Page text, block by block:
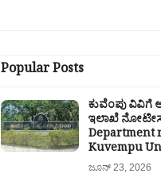
Popular Posts
ಕುವೆಂಪು ವಿವಿಗೆ
ಇಲಾಖೆ
Department
Kuvempu
ಜೂನ್ 23, 2026